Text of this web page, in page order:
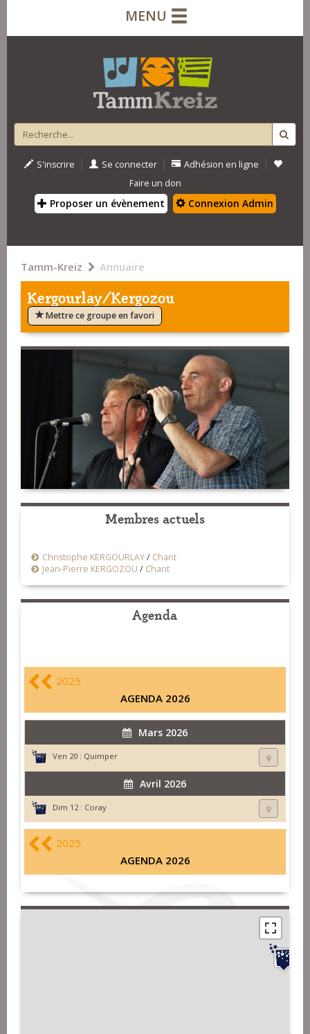
MENU
S'inscrire | Se connecter | Adhésion en ligne |
Faire un don
Proposer un évènement Connexion Admin
Tamm-Kreiz Annuaire
Kergourlay/Kergozou
Mettre ce groupe en favori
Membres actuels
Christophe KERGOURLAY/ Chant
Jean-Pierre KERGOZOU / Chant
Agenda
2025
AGENDA 2026
Mars 2026
Ven 20 : Quimper
Avril 2026
Dim 12 : Coray
2025
AGENDA 2026